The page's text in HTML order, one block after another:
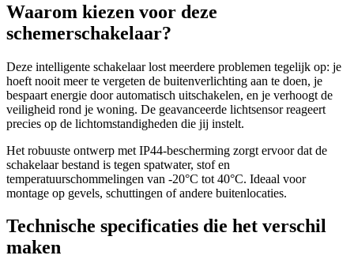
Waarom kiezen voor deze
schemerschakelaar?
Deze intelligente schakelaar lost meerdere problemen tegelijk op: je
hoeft nooit meer te vergeten de buitenverlichting aan te doen, je
bespaart energie door automatisch uitschakelen, en je verhoogt de
veiligheid rond je woning. De geavanceerde lichtsensor reageert
precies op de lichtomstandigheden die jij instelt.
Het robuuste ontwerp met IP44-bescherming zorgt ervoor dat de
schakelaar bestand is tegen spatwater, stof en
temperatuurschommelingen van -20°C tot 40°C. Ideaal voor
montage op gevels, schuttingen of andere buitenlocaties.
Technische specificaties die het verschil
maken